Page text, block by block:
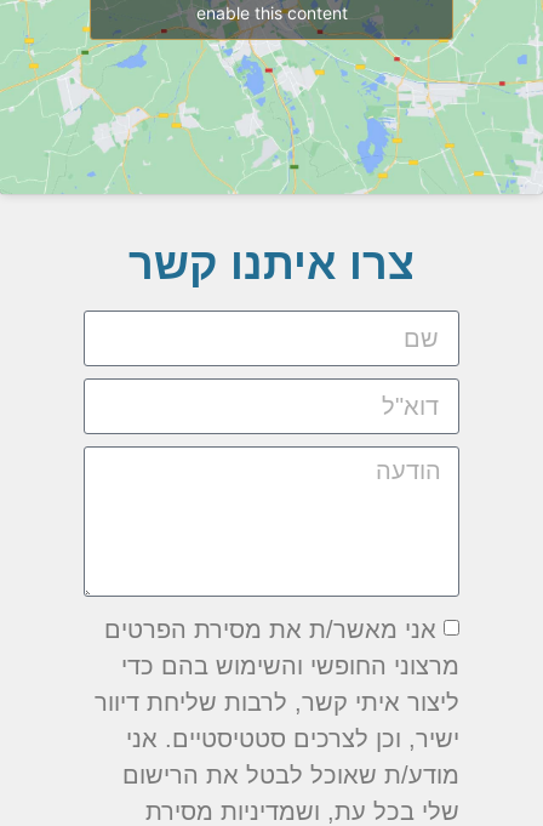
enable this content
צרו איתנו קשר
אני מאשר/ת את מסירת הפרטים
מרצוני החופשי והשימוש בהם כדי
ליצור איתי קשר, לרבות שליחת דיוור
ישיר, וכן לצרכים סטטיסטיים. אני
מודע/ת שאוכל לבטל את הרישום
שלי בכל עת, ושמדיניות מסירת